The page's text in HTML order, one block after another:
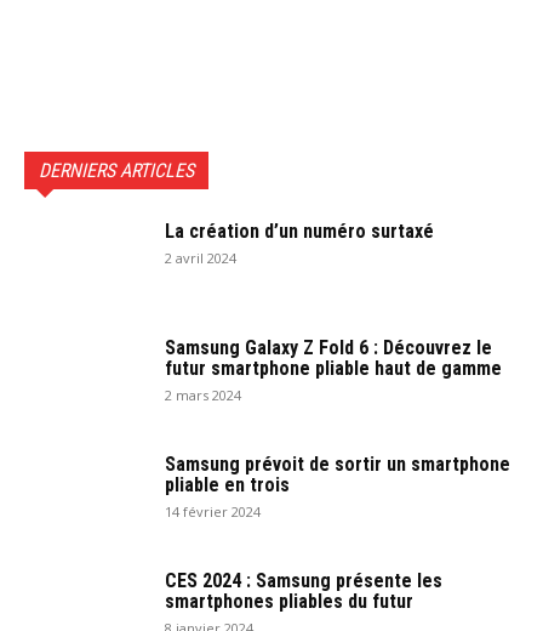
DERNIERS ARTICLES
La création d’un numéro surtaxé
2 avril 2024
Samsung Galaxy Z Fold 6 : Découvrez le
futur smartphone pliable haut de gamme
2 mars 2024
Samsung prévoit de sortir un smartphone
pliable en trois
14 février 2024
CES 2024 : Samsung présente les
smartphones pliables du futur